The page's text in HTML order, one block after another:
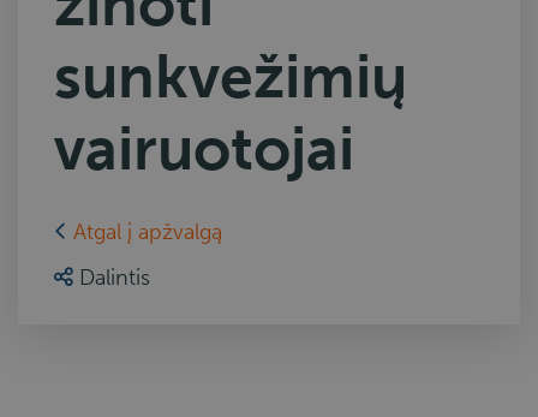
sunkvežimių
vairuotojai
Atgal į apžvalgą
Dalintis